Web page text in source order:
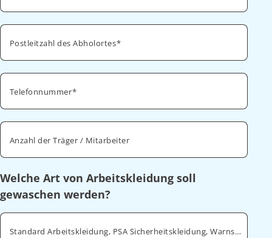
Postleitzahl des Abholortes
Telefonnummer
Anzahl der Träger / Mitarbeiter
Welche Art von Arbeitskleidung soll
gewaschen werden?
Standard Arbeitskleidung, PSA Sicherheitskleidung, Warnschutz, ESD